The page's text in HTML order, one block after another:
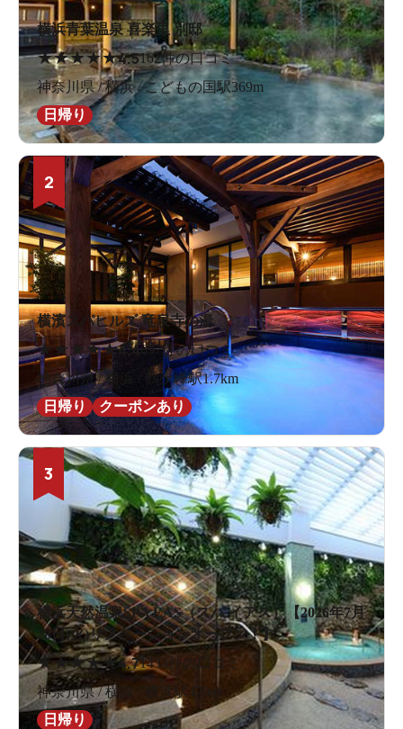
横浜青葉温泉 喜楽里 別邸
★★★★★4.5162件の口コミ
神奈川県 / 横浜 / こどもの国駅369m
日帰り
2
横濱スパヒルズ 竜泉寺の湯
★★ ★★★4.4697件の口コミ
神奈川県 / 横浜 / 鶴ケ峰駅1.7km
日帰り
クーポンあり
3
横浜天然温泉SPA EAS（スパ イアス）【2026年7月
28日(火)リノベーションオープン！】
★★★★★4.71433件の口コミ
神奈川県 / 横浜 / 横浜駅470m
日帰り